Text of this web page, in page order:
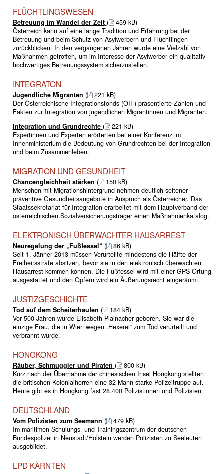
FLÜCHTLINGSWESEN
Betreuung im Wandel der Zeit (
459 kB)
Österreich kann auf eine lange Tradition und Erfahrung bei der
Betreuung und beim Schutz von Asylwerbern und Flüchtlingen
zurückblicken. In den vergangenen Jahren wurde eine Vielzahl von
Maßnahmen getroffen, um im Interesse der Asylwerber ein qualitativ
hochwertiges Betreuungssystem sicherzustellen.
INTEGRATON
Jugendliche Migranten (
221 kB)
Der Österreichische Integrationsfonds (ÖIF) präsentierte Zahlen und
Fakten zur Integration von jugendlichen Migrantinnen und Migranten.
Integration und Grundrechte (
221 kB)
Expertinnen und Experten erörterten bei einer Konferenz im
Innenministerium die Bedeutung von Grundrechten bei der Integration
und beim Zusammenleben.
MIGRATION UND GESUNDHEIT
Chancengleichheit stärken (
150 kB)
Menschen mit Migrationshintergrund nehmen deutlich seltener
präventive Gesundheitsangebote in Anspruch als Österreicher. Das
Staatssekretariat für Integration erarbeitet mit dem Hauptverband der
österreichischen Sozialversicherungsträger einen Maßnahmenkatalog.
ELEKTRONISCH ÜBERWACHTER HAUSARREST
Neuregelung der „Fußfessel“ (
86 kB)
Seit 1. Jänner 2013 müssen Verurteilte mindestens die Hälfte der
Freiheitsstrafe absitzen, bevor sie in den elektronisch überwachten
Hausarrest kommen können. Die Fußfessel wird mit einer GPS-Ortung
ausgestattet und den Opfern wird ein Äußerungsrecht eingeräumt.
JUSTIZGESCHICHTE
Tod auf dem Scheiterhaufen (
184 kB)
Vor 500 Jahren wurde Elisabeth Plainacher geboren. Sie war die
einzige Frau, die in Wien wegen „Hexerei“ zum Tod verurteilt und
verbrannt wurde.
HONGKONG
Räuber, Schmuggler und Piraten (
800 kB)
Kurz nach der Übernahme der chinesischen Insel Hongkong stellten
die britischen Kolonialherren eine 32 Mann starke Polizeitruppe auf.
Heute gibt es in Hongkong fast 28.400 Polizistinnen und Polizisten.
DEUTSCHLAND
Vom Polizisten zum Seemann (
479 kB)
Im maritimen Schulungs- und Trainingszentrum der deutschen
Bundespolizei in Neustadt/Holstein werden Polizisten zu Seeleuten
ausgebildet.
LPD KÄRNTEN